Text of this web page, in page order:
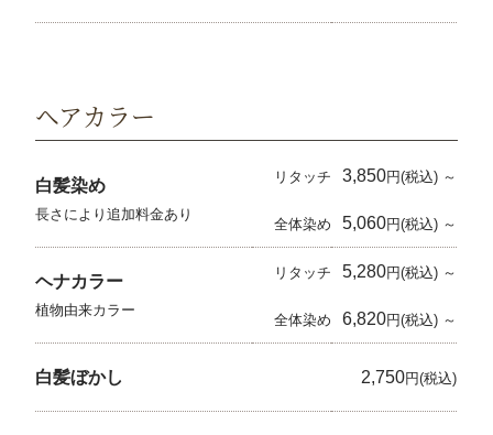
ヘアカラー
白髪染め
長さにより追加料金あり
リタッチ 3,850円(税込) ～
全体染め 5,060円(税込) ～
ヘナカラー
植物由来カラー
リタッチ 5,280円(税込) ～
全体染め 6,820円(税込) ～
白髪ぼかし 2,750円(税込)